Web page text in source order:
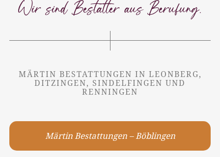
Wir sind Bestatter aus Berufung.
MÄRTIN BESTATTUNGEN IN LEONBERG,
DITZINGEN, SINDELFINGEN UND
RENNINGEN
Märtin Bestattungen – Böblingen